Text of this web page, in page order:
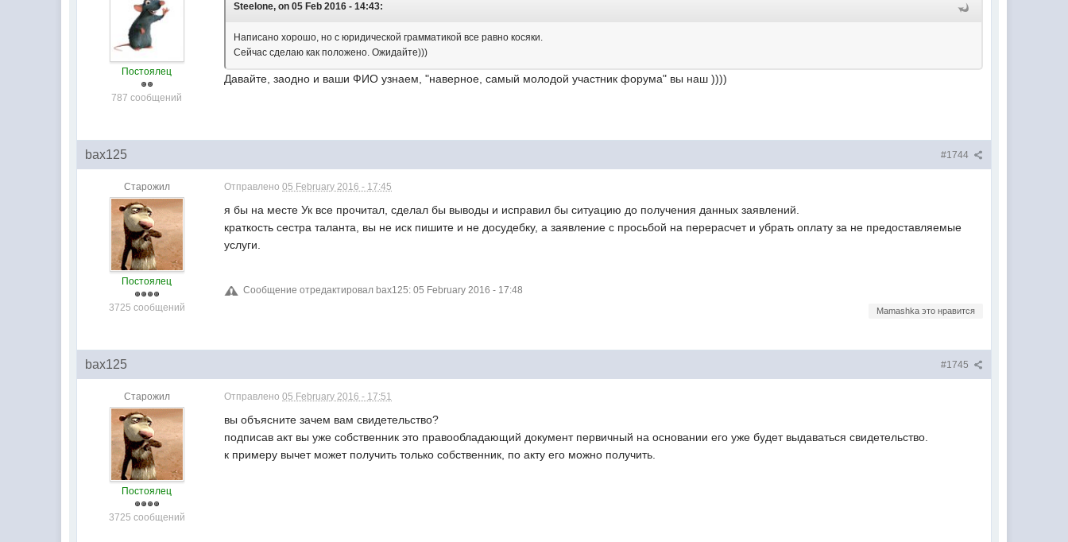
Постоялец
787 сообщений
Steelone, on 05 Feb 2016 - 14:43:
Написано хорошо, но с юридической грамматикой все равно косяки.
Сейчас сделаю как положено. Ожидайте)))
Давайте, заодно и ваши ФИО узнаем, "наверное, самый молодой участник форума" вы наш ))))
#1744
bax125
Старожил
Постоялец
3725 сообщений
Отправлено05 February 2016 - 17:45
я бы на месте Ук все прочитал, сделал бы выводы и исправил бы ситуацию до получения данных заявлений.
краткость сестра таланта, вы не иск пишите и не досудебку, а заявление с просьбой на перерасчет и убрать оплату за не предоставляемые
услуги.
Сообщение отредактировал bax125: 05 February 2016 - 17:48
Mamashka это нравится
#1745
bax125
Старожил
Постоялец
3725 сообщений
Отправлено05 February 2016 - 17:51
вы объясните зачем вам свидетельство?
подписав акт вы уже собственник это правообладающий документ первичный на основании его уже будет выдаваться свидетельство.
к примеру вычет может получить только собственник, по акту его можно получить.